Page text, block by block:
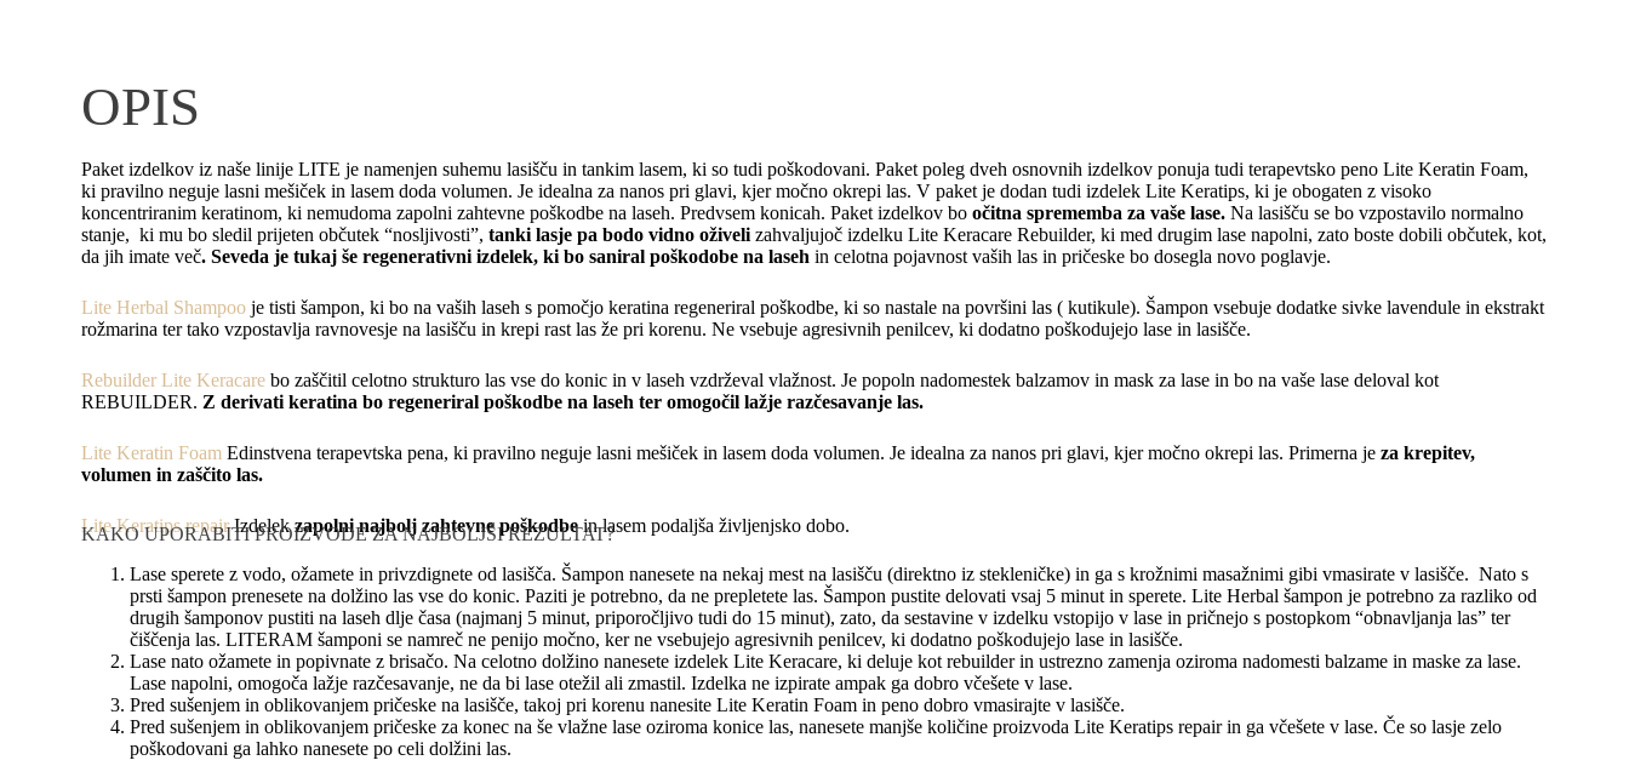
OPIS
Paket izdelkov iz naše linije LITE je namenjen suhemu lasišču in tankim lasem, ki so tudi poškodovani. Paket poleg dveh osnovnih izdelkov ponuja tudi terapevtsko peno Lite Keratin Foam,
ki pravilno neguje lasni mešiček in lasem doda volumen. Je idealna za nanos pri glavi, kjer močno okrepi las. V paket je dodan tudi izdelek Lite Keratips, ki je obogaten z visoko
koncentriranim keratinom, ki nemudoma zapolni zahtevne poškodbe na laseh. Predvsem konicah. Paket izdelkov boočitna sprememba za vaše lase. Na lasišču se bo vzpostavilo normalno
stanje, ki mu bo sledil prijeten občutek “nosljivosti”,tanki lasje pa bodo vidno oživeli zahvaljujoč izdelku Lite Keracare Rebuilder, ki med drugim lase napolni, zato boste dobili občutek, kot,
da jih imate več. Seveda je tukaj še regenerativni izdelek, ki bo saniral poškodobe na lasehin celotna pojavnost vaših las in pričeske bo dosegla novo poglavje.
Lite Herbal Shampoo je tisti šampon, ki bo na vaših laseh s pomočjo keratina regeneriral poškodbe, ki so nastale na površini las ( kutikule). Šampon vsebuje dodatke sivke lavendule in ekstrakt
rožmarina ter tako vzpostavlja ravnovesje na lasišču in krepi rast las že pri korenu. Ne vsebuje agresivnih penilcev, ki dodatno poškodujejo lase in lasišče.
Rebuilder Lite Keracare bo zaščitil celotno strukturo las vse do konic in v laseh vzdrževal vlažnost. Je popoln nadomestek balzamov in mask za lase in bo na vaše lase deloval kot
REBUILDER. Z derivati keratina bo regeneriral poškodbe na laseh ter omogočil lažje razčesavanje las.
Lite Keratin Foam Edinstvena terapevtska pena, ki pravilno neguje lasni mešiček in lasem doda volumen. Je idealna za nanos pri glavi, kjer močno okrepi las. Primerna jeza krepitev,
volumen in zaščito las.
Lite Keratips repairIzdelekzapolni najbolj zahtevne poškodbein lasem podaljša življenjsko dobo.
KAKO UPORABITI PROIZVODE ZA NAJBOLJŠI REZULTAT?
Lase sperete z vodo, ožamete in privzdignete od lasišča. Šampon nanesete na nekaj mest na lasišču (direktno iz stekleničke) in ga s krožnimi masažnimi gibi vmasirate v lasišče. Nato s
prsti šampon prenesete na dolžino las vse do konic. Paziti je potrebno, da ne prepletete las. Šampon pustite delovati vsaj 5 minut in sperete. Lite Herbal šampon je potrebno za razliko od
drugih šamponov pustiti na laseh dlje časa (najmanj 5 minut, priporočljivo tudi do 15 minut), zato, da sestavine v izdelku vstopijo v lase in pričnejo s postopkom “obnavljanja las” ter
čiščenja las. LITERAM šamponi se namreč ne penijo močno, ker ne vsebujejo agresivnih penilcev, ki dodatno poškodujejo lase in lasišče.
Lase nato ožamete in popivnate z brisačo. Na celotno dolžino nanesete izdelek Lite Keracare, ki deluje kot rebuilder in ustrezno zamenja oziroma nadomesti balzame in maske za lase.
Lase napolni, omogoča lažje razčesavanje, ne da bi lase otežil ali zmastil. Izdelka ne izpirate ampak ga dobro včešete v lase.
Pred sušenjem in oblikovanjem pričeske na lasišče, takoj pri korenu nanesite Lite Keratin Foam in peno dobro vmasirajte v lasišče.
Pred sušenjem in oblikovanjem pričeske za konec na še vlažne lase oziroma konice las, nanesete manjše količine proizvoda Lite Keratips repair in ga včešete v lase. Če so lasje zelo
poškodovani ga lahko nanesete po celi dolžini las.